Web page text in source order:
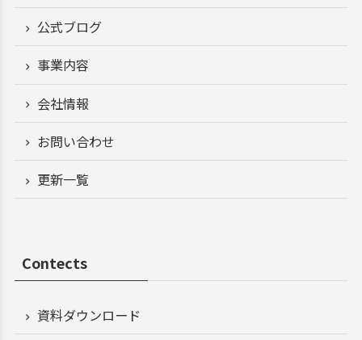
公式ブログ
事業内容
会社情報
お問い合わせ
更新一覧
Contects
資料ダウンロード